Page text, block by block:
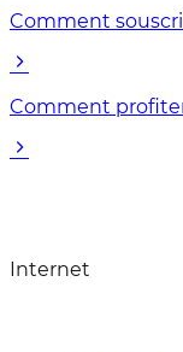
Comment
Comment
Internet